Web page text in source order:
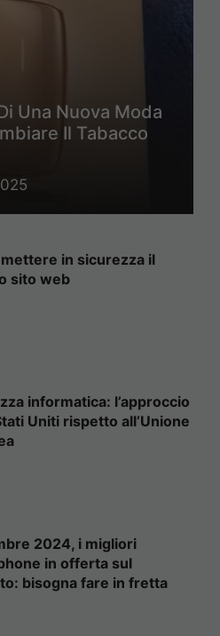
Una Nuova Moda
Il Tabacco
in sicurezza il
sito web
informatica: l’approccio
Uniti rispetto all’Unione
2024, i migliori
in offerta sul
bisogna fare in fretta